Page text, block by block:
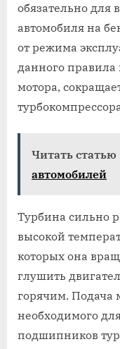
обязательно для
автомобиля на
от режима
данного правила
мотора,
Читать статью
автомобилей
Турбина сильно
высокой
которых она
глушить
горячим. Подача
необходимого
подшипников